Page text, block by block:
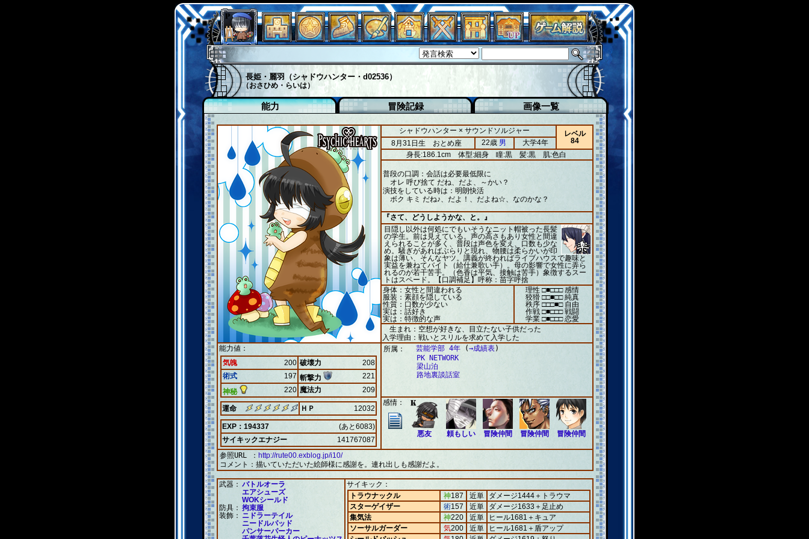
長姫・麗羽（シャドウハンター・d02536）
（おさひめ・らいは）
能力 冒険記録 画像一覧
シャドウハンター × サウンドソルジャー
レベル
84
8月31日生 おとめ座 22歳 男
大学4年
身長:186.1cm 体型:細身 瞳:黒 髪:黒 肌:色白
普段の口調：会話は必要最低限に
オレ 呼び捨て だね、だよ、～かい？
演技をしている時は：明朗快活
ボク キミ だね♪、だよ！、だよね☆、なのかな？
『さて、どうしようかな、と。』
目隠し以外は何処にでもいそうなニット帽被った長髪
の学生。前は見えている。声の高さもあり女性と間違
えられることが多く、普段は声色を変え、口数も少な
め。騒ぎがあればぶらりと現れ、物腰は柔らかいが印
象は薄い、そんなヤツ。講義が終わればライブハウスで趣味と
実益を兼ねてバイト（給仕兼歌い手）。母の影響で女性に弄ら
れるのが若干苦手。（色香は平気、接触は苦手）象徴するスー
トはスペード。【口調補足】呼称：苗字呼捨
身体：女性と間違われる
服装：素顔を隠している
性質：口数が少ない
実は：話好き
実は：特徴的な声
理性 □■□□□ 感情
狡猾 □□■□□ 純真
秩序 □□□■□ 自由
作戦 □■□□□ 戦闘
学業 □■□□□ 恋愛
生まれ：空想が好きな、目立たない子供だった
入学理由：戦いとスリルを求めて入学した
能力値：
気魄
200 破壊力
208
術式
197 斬撃力
221
神秘
220 魔法力 209
運命 ＨＰ 12032
EXP：194337
(あと6083)
サイキックエナジー
141767087
所属： 芸能学部 4年 (→成績表)
PK NETWORK
梁山泊
路地裏談話室
感情：
悪友 頼もしい 冒険仲間 冒険仲間 冒険仲間
参照URL ： http://rute00.exblog.jp/i10/
コメント： 描いていただいた絵師様に感謝を。連れ出しも感謝だよ。
武器： バトルオーラ
エアシューズ
WOKシールド
防具： 拘束服
装飾： ニドラーテイル
ニードルパッド
パンサーパーカー
サイキック：
トラウナックル
神187 近単
ダメージ1444＋トラウマ
スターゲイザー
術157 近単
ダメージ1633＋足止め
集気法
神220 近単
ヒール1681＋キュア
ソーサルガーダー
気200 近単
ヒール1681＋盾アップ